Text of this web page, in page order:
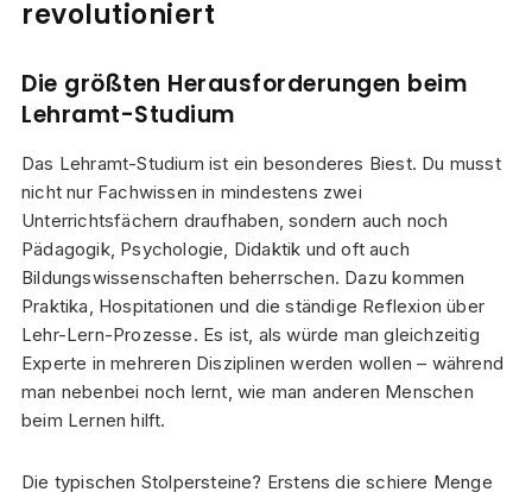
revolutioniert
Die größten Herausforderungen beim
Lehramt-Studium
Das Lehramt-Studium ist ein besonderes Biest. Du musst
nicht nur Fachwissen in mindestens zwei
Unterrichtsfächern draufhaben, sondern auch noch
Pädagogik, Psychologie, Didaktik und oft auch
Bildungswissenschaften beherrschen. Dazu kommen
Praktika, Hospitationen und die ständige Reflexion über
Lehr-Lern-Prozesse. Es ist, als würde man gleichzeitig
Experte in mehreren Disziplinen werden wollen – während
man nebenbei noch lernt, wie man anderen Menschen
beim Lernen hilft.
Die typischen Stolpersteine? Erstens die schiere Menge